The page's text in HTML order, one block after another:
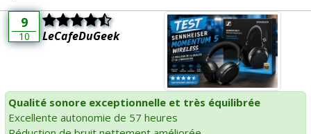
9
10 LeCafeDuGeek
Qualité sonore exceptionnelle et très équilibrée
Excellente autonomie de 57 heures